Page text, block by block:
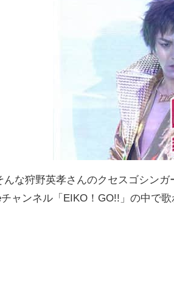
んな狩野英孝さんのクセスゴシン
チャンネル「EIKO！GO!!」の中で